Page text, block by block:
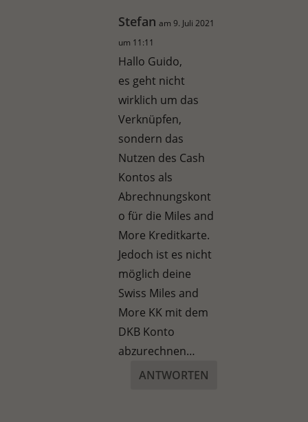
Stefan am 9. Juli 2021
um 11:11
Hallo Guido,
es geht nicht
wirklich um das
Verknüpfen,
sondern das
Nutzen des Cash
Kontos als
Abrechnungskont
o für die Miles and
More Kreditkarte.
Jedoch ist es nicht
möglich deine
Swiss Miles and
More KK mit dem
DKB Konto
abzurechnen…
ANTWORTEN